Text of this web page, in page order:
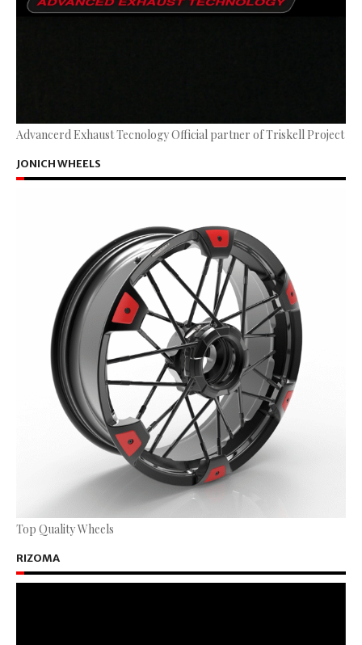
Advancerd Exhaust Tecnology Official partner of Triskell Project
JONICH WHEELS
Top Quality Wheels
RIZOMA